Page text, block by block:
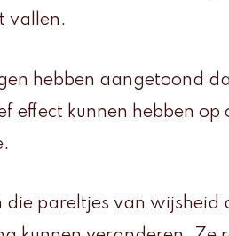
vallen.
hebben aangetoond
effect kunnen hebben op
pareltjes van wijsheid